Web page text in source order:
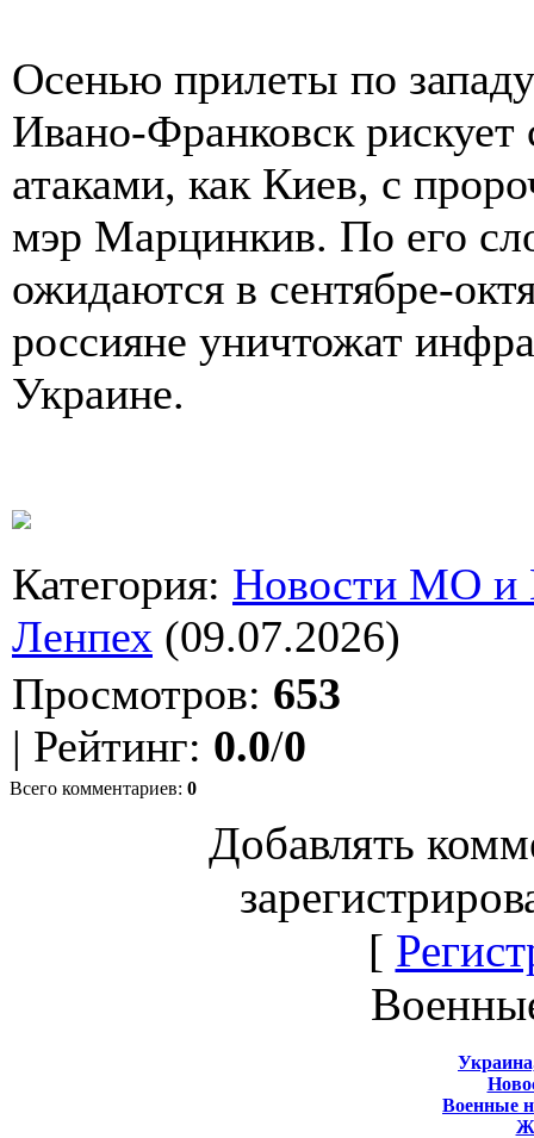
Осенью прилеты по
Ивано-Франковск рискует
атаками, как Киев, с
мэр Марцинкив. По его
ожидаются в сентябре-
россияне уничтожат
Украине.
Категория: Новости МО
Ленпех (09.07.2026)
Просмотров: 653
| Рейтинг: 0.0/0
Всего комментариев: 0
Добавлять
[
Военные